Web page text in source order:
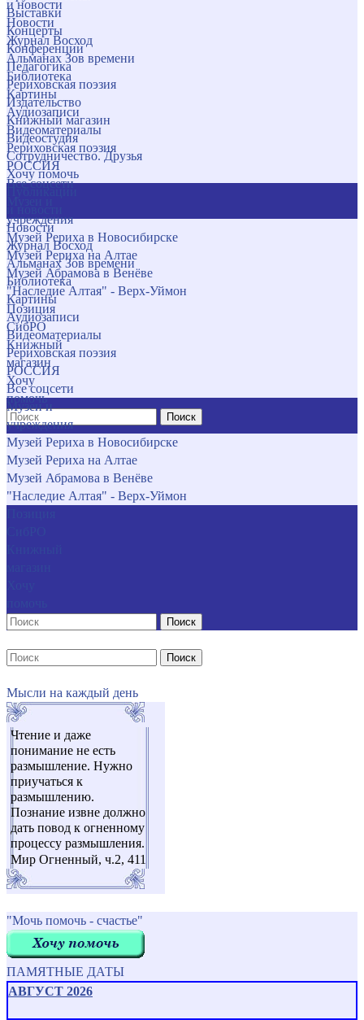
и новости
Новости
Журнал Восход
Альманах Зов времени
Библиотека
Картины
Аудиозаписи
Видеоматериалы
Рериховская поэзия
РОССИЯ
Все соцсети
учреждения
Музей Рериха в Новосибирске
Музей Рериха на Алтае
Музей Абрамова в Венёве
"Наследие Алтая" - Верх-Уймон
Позиция
СибРО
Книжный
магазин
Хочу
помочь
Поиск
Выставки
Концерты
Конференции
Педагогика
Рериховская поэзия
Издательство
Книжный магазин
Видеостудия
Сотрудничество. Друзья
Хочу помочь
Новости
Журнал Восход
Альманах Зов времени
Библиотека
Картины
Аудиозаписи
Видеоматериалы
Рериховская поэзия
РОССИЯ
Все соцсети
Музеи и
учреждения
Музей Рериха в Новосибирске
Музей Рериха на Алтае
Музей Абрамова в Венёве
"Наследие Алтая" - Верх-Уймон
Поиск
Поиск
Мысли на каждый день
Чтение и даже
понимание не есть
размышление. Нужно
приучаться к
размышлению.
Познание извне должно
дать повод к огненному
процессу размышления.
Мир Огненный, ч.2, 411
"Мочь помочь - счастье"
ПАМЯТНЫЕ ДАТЫ
АВГУСТ 2026